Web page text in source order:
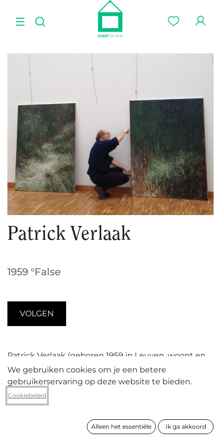
Patrick Verlaak
1959 °False
VOLGEN
Patrick Verlaak (geboren 1959 in Leuven, woont en
werkt in Gent) baseert zijn schilderijen en
tekeningen sinds een kleine tien jaar op zijn
wandelingen door het Italiaanse heuvellandschap
van Umbrië en de Toscane. De contemplatieve zo
vertaalt hij naar een experimenteel
We gebruiken cookies om je een betere
gebruikerservaring op deze website te bieden.
Cookiebeleid
Alleen het essentiële Ik ga akkoord